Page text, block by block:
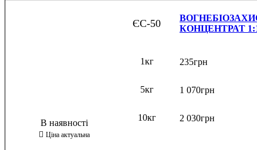
ЄС-50
КОНЦЕНТРАТ
1кг 235грн
5кг 1 070грн
10кг 2 030грн